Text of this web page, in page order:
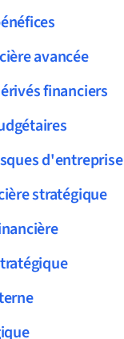
avancée
financiers
d'entreprise
stratégique